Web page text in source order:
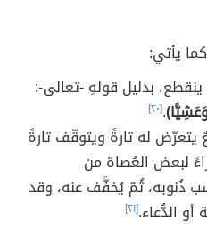
يأتي:
بدليل قولهِ -تعالى-:
.[٢٠]
له تارةً ويتوقّف تارةً
لبعض العُصاة من
ذُنوبه، ثُمّ يُخفَّف عنه، وقد
الدُّعاء.[٢١]